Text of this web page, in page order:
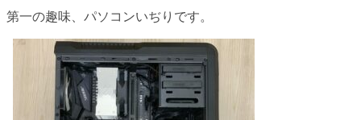
第一の趣味、パソコンいぢりです。